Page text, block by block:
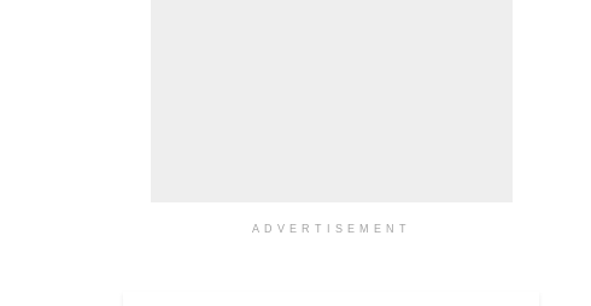
ADVERTISEMENT